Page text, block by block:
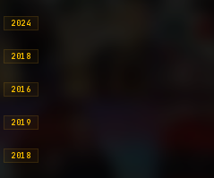
2024
2018
2016
2019
2018